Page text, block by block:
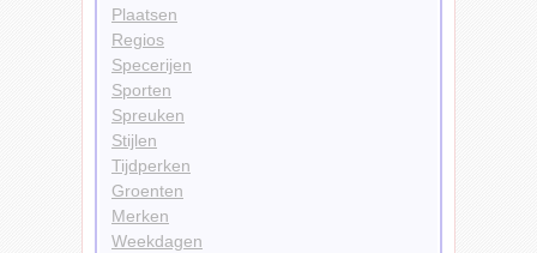
Plaatsen
Regios
Specerijen
Sporten
Spreuken
Stijlen
Tijdperken
Groenten
Merken
Weekdagen